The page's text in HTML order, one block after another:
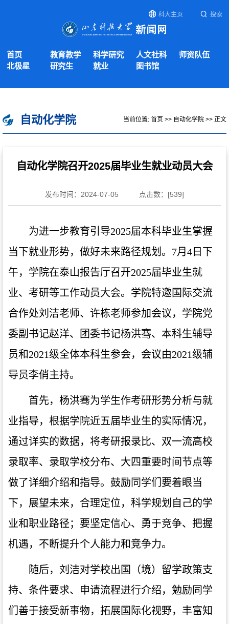
科大主页 搜索
首页 教育教学 科学研究 人文社科
师资队伍
北极星
研究生 就业 图书馆
自动化学院 当前位置: 首页 >> 自动化学院 >> 正文
自动化学院召开2025届毕业生就业动员大会
发布时间：2024-07-05 点击数：[539]
为进一步教育引导2025届本科毕业生掌握
当下就业形势，做好未来路径规划。7月4日下
午，学院在泰山报告厅召开2025届毕业生就
业、考研等工作动员大会。学院特邀国际交流
合作处刘洁老师、许栋老师参加会议，学院党
委副书记赵洋、团委书记杨洪骞、本科生辅导
员和2021级全体本科生参会，会议由2021级辅
导员李俏主持。
首先，杨洪骞为学生作考研形势分析与就
业指导，根据学院近五届毕业生的实际情况，
通过详实的数据，将考研报录比、双一流高校
录取率、录取学校分布、大四重要时间节点等
做了详细介绍和指导。鼓励同学们要着眼当
下，展望未来，合理定位，科学规划自己的学
业和职业路径；要坚定信心、勇于竞争、把握
机遇，不断提升个人能力和竞争力。
随后，刘洁对学校出国（境）留学政策支
持、条件要求、申请流程进行介绍，勉励同学
们善于接受新事物，拓展国际化视野，丰富知